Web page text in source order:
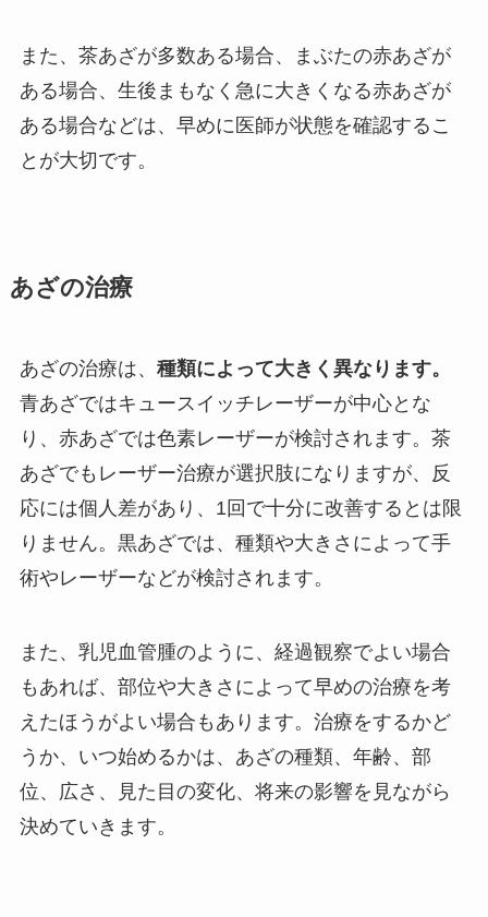
また、茶あざが多数ある場合、まぶたの赤あざが
ある場合、生後まもなく急に大きくなる赤あざが
ある場合などは、早めに医師が状態を確認するこ
とが大切です。
あざの治療
あざの治療は、 種類によって大きく異なります。
青あざではキュースイッチレーザーが中心とな
り、赤あざでは色素レーザーが検討されます。茶
あざでもレーザー治療が選択肢になりますが、反
応には個人差があり、1回で十分に改善するとは限
りません。黒あざでは、種類や大きさによって手
術やレーザーなどが検討されます。
また、乳児血管腫のように、経過観察でよい場合
もあれば、部位や大きさによって早めの治療を考
えたほうがよい場合もあります。治療をするかど
うか、いつ始めるかは、あざの種類、年齢、部
位、広さ、見た目の変化、将来の影響を見ながら
決めていきます。